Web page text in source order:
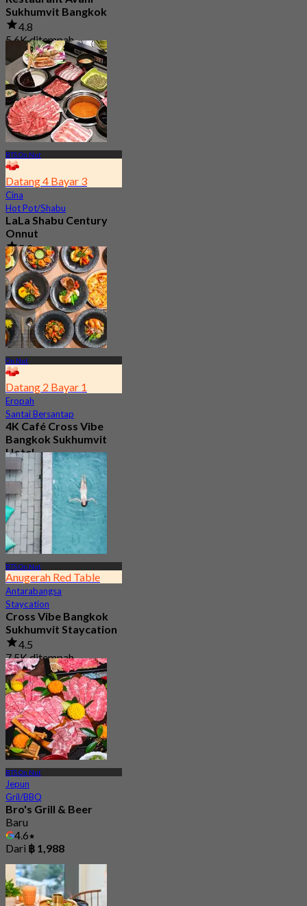
Sukhumvit Bangkok
4.8
5.6K ditempah
Dari฿ 890
BTS On Nut
Datang 4 Bayar 3
Cina
Hot Pot/Shabu
LaLa Shabu Century
Onnut
5.0
153 ditempah
Dari฿ 374.25
On Nut
Datang 2 Bayar 1
Eropah
Santai Bersantap
4K Café Cross Vibe
Bangkok Sukhumvit
Hotel
4.6
754 ditempah
Dari฿ 295
BTS On Nut
Anugerah Red Table
Antarabangsa
Staycation
Cross Vibe Bangkok
Sukhumvit Staycation
4.5
7.5K ditempah
Dari฿ 1,895
BTS On Nut
Jepun
Gril/BBQ
Bro's Grill & Beer
Baru
4.6
Dari ฿ 1,988